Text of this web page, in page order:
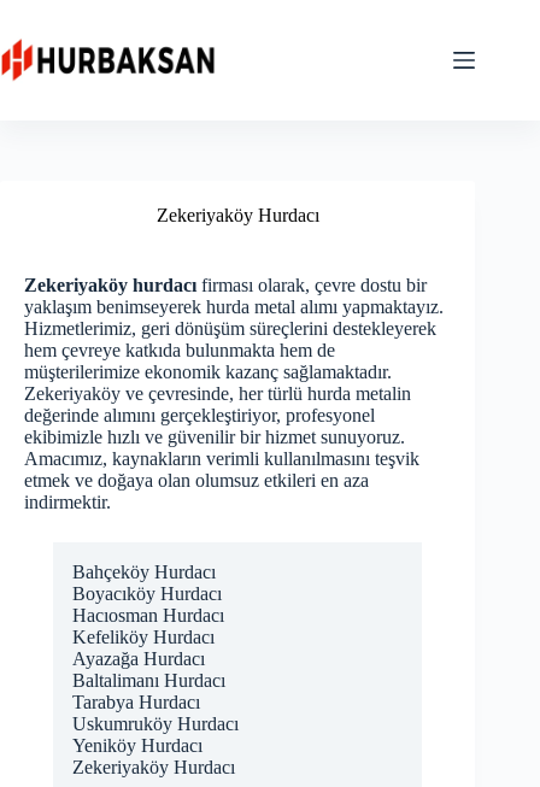
content
Zekeriyaköy Hurdacı
Zekeriyaköy hurdacı firması olarak, çevre dostu bir
yaklaşım benimseyerek hurda metal alımı yapmaktayız.
Hizmetlerimiz, geri dönüşüm süreçlerini destekleyerek
hem çevreye katkıda bulunmakta hem de
müşterilerimize ekonomik kazanç sağlamaktadır.
Zekeriyaköy ve çevresinde, her türlü hurda metalin
değerinde alımını gerçekleştiriyor, profesyonel
ekibimizle hızlı ve güvenilir bir hizmet sunuyoruz.
Amacımız, kaynakların verimli kullanılmasını teşvik
etmek ve doğaya olan olumsuz etkileri en aza
indirmektir.
Bahçeköy Hurdacı
Boyacıköy Hurdacı
Hacıosman Hurdacı
Kefeliköy Hurdacı
Ayazağa Hurdacı
Baltalimanı Hurdacı
Tarabya Hurdacı
Uskumruköy Hurdacı
Yeniköy Hurdacı
Zekeriyaköy Hurdacı